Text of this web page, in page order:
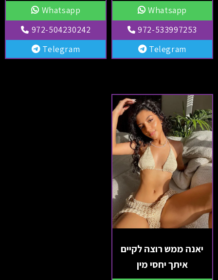
Whatsapp
972-533997253
Telegram
Whatsapp
972-504230242
Telegram
יאנה ממש רוצה לקיים
איתך יחסי מין